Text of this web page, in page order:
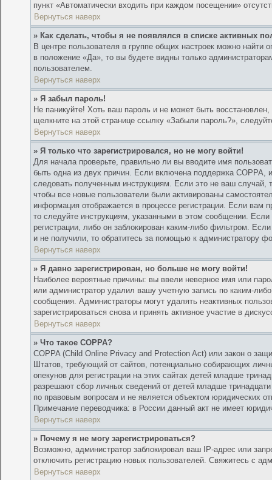
пункт «Автоматически входить при каждом посещении»
Вернуться наверх
» Как сделать, чтобы я не появлялся в списке активных
В центре пользователя в группе общих настроек можно
в положение «Да», то вы будете видны только
пользователем.
Вернуться наверх
» Я забыл пароль!
Не паникуйте! Хоть ваш пароль и не может быть
щелкните на этой странице ссылку «Забыли пароль?»,
Вернуться наверх
» Я только что зарегистрировался, но не могу войти!
Для начала проверьте, правильно ли вы вводите имя
быть одна из двух причин. Если включена поддержка COPPA,
следовать полученным инструкциям. Если это не ваш случай,
чтобы все новые пользователи были активированы
информация отображается в процессе регистрации. Если вам
то следуйте инструкциям, указанными в этом сообщении.
регистрации, либо он заблокирован каким-либо фильтром.
и не получили, то обратитесь за помощью к администратору
Вернуться наверх
» Я давно зарегистрирован, но больше не могу войти!
Наиболее вероятные причины: вы ввели неверное имя или
или администратор удалил вашу учетную запись по каким-
сообщения. Администраторы могут удалять неактивных
зарегистрироваться снова и принять активное участие в
Вернуться наверх
» Что такое COPPA?
COPPA (Child Online Privacy and Protection Act) или закон о
Штатов, требующий от сайтов, потенциально собирающих
опекунов для регистрации на этих сайтах детей младше
разрешают сбор личных сведений от детей младше
по правовым вопросам и не является объектом юридических
Примечание переводчика: в России данный акт не имеет
Вернуться наверх
» Почему я не могу зарегистрироваться?
Возможно, администратор заблокировал ваш IP-адрес или
отключить регистрацию новых пользователей. Свяжитесь с
Вернуться наверх